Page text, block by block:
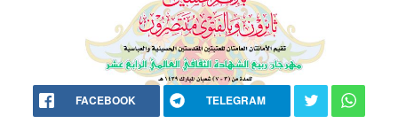
FACEBOOK TELEGRAM